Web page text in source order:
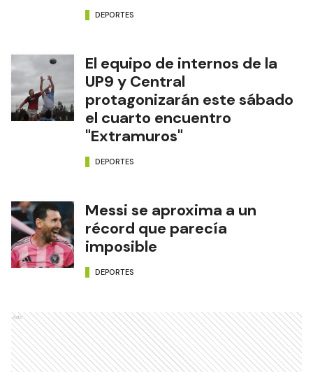
DEPORTES
El equipo de internos de la
UP9 y Central
protagonizarán este sábado
el cuarto encuentro
"Extramuros"
DEPORTES
Messi se aproxima a un
récord que parecía
imposible
DEPORTES
Ads